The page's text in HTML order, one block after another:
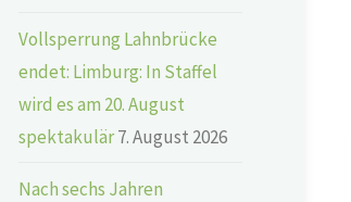
Vollsperrung Lahnbrücke
endet: Limburg: In Staffel
wird es am 20. August
spektakulär7. August 2026
Nach sechs Jahren